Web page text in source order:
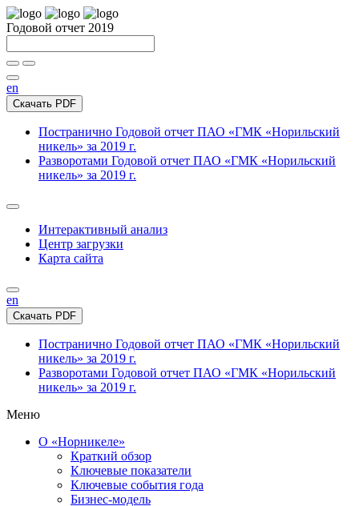
Годовой отчет 2019
en
Скачать PDF
Постранично Годовой отчет ПАО «ГМК «Норильский
никель» за 2019 г.
Разворотами Годовой отчет ПАО «ГМК «Норильский
никель» за 2019 г.
Интерактивный анализ
Центр загрузки
Карта сайта
en
Скачать PDF
Постранично Годовой отчет ПАО «ГМК «Норильский
никель» за 2019 г.
Разворотами Годовой отчет ПАО «ГМК «Норильский
никель» за 2019 г.
Меню
О «Норникеле»
Краткий обзор
Ключевые показатели
Ключевые события года
Бизнес-модель